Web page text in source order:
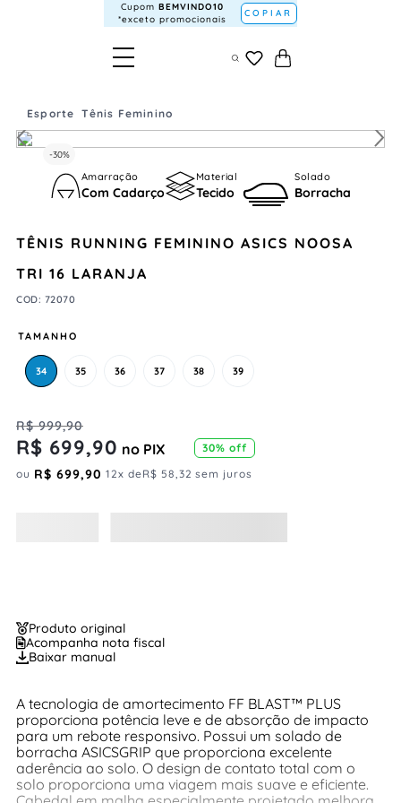
Cupom BEMVINDO10
*exceto promocionais
COPIAR
Esporte Tênis Feminino
-30%
Amarração
Com Cadarço
Material
Tecido
Solado
Borracha
TÊNIS RUNNING FEMININO ASICS NOOSA
TRI 16 LARANJA
COD: 72070
TAMANHO
34 35 36 37 38 39
R$ 999,90
R$ 699,90 no PIX 30% off
ou R$ 699,90 12x deR$ 58,32 sem juros
Produto original
Acompanha nota fiscal
Baixar manual
A tecnologia de amortecimento FF BLAST™ PLUS
proporciona potência leve e de absorção de impacto
para um rebote responsivo. Possui um solado de
borracha ASICSGRIP que proporciona excelente
aderência ao solo. O design de contato total com o
solo proporciona uma viagem mais suave e eficiente.